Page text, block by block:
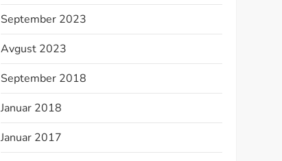
September 2023
Avgust 2023
September 2018
Januar 2018
Januar 2017